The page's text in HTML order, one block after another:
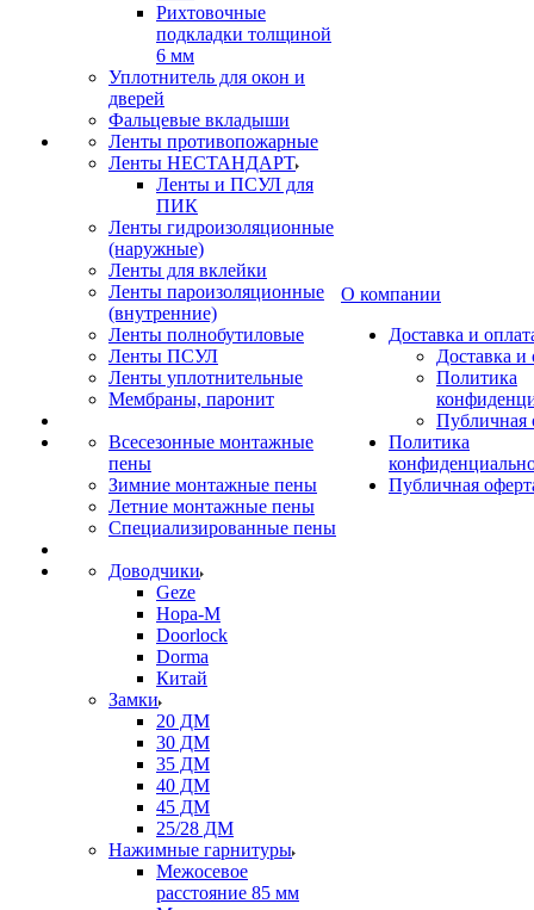
Рихтовочные
подкладки толщиной
6 мм
Уплотнитель для окон и
дверей
Фальцевые вкладыши
Ленты противопожарные
Ленты НЕСТАНДАРТ
Ленты и ПСУЛ для
ПИК
Ленты гидроизоляционные
(наружные)
Ленты для вклейки
Ленты пароизоляционные
(внутренние)
Ленты полнобутиловые
Ленты ПСУЛ
Ленты уплотнительные
Мембраны, паронит
Всесезонные монтажные
пены
Зимние монтажные пены
Летние монтажные пены
Специализированные пены
Доводчики
Geze
Нора-М
Doorlock
Dorma
Китай
Замки
20 ДМ
30 ДМ
35 ДМ
40 ДМ
45 ДМ
25/28 ДМ
Нажимные гарнитуры
Межосевое
расстояние 85 мм
О компании
Доставка и
Доставка и
Политика
Публичная
Политика
Публичная